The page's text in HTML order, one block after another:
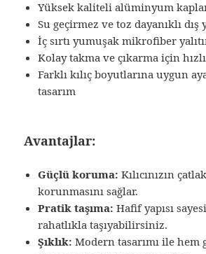
Yüksek kaliteli alüminyum
Su geçirmez ve toz dayanıklı dış
İç sırtı yumuşak mikrofiber
Kolay takma ve çıkarma için
Farklı kılıç boyutlarına uygun
tasarım
Avantajlar:
Güçlü koruma: Kılıcınızın
korunmasını sağlar.
Pratik taşıma: Hafif yapısı
rahatlıkla taşıyabilirsiniz.
Şıklık: Modern tasarımı ile